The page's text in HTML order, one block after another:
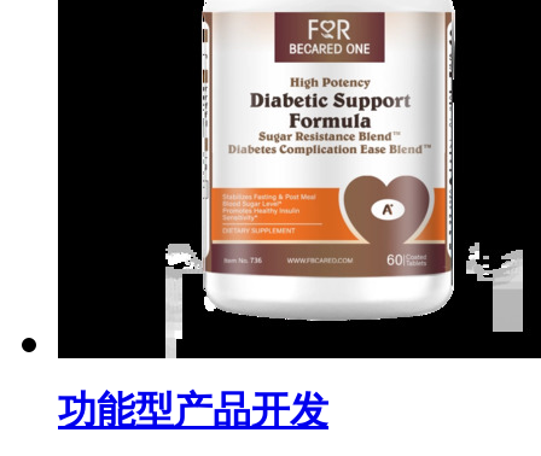
功能型产品开发